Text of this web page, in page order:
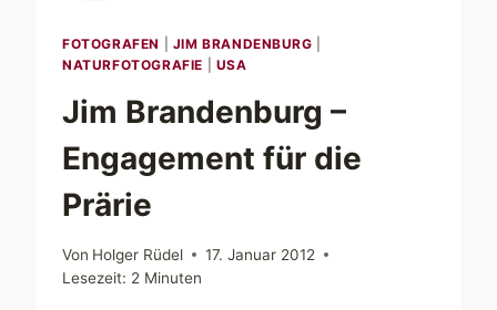
FOTOGRAFEN JIM BRANDENBURG
NATURFOTOGRAFIE
USA
Jim Brandenburg –
Engagement für die
Prärie
Von Holger Rüdel
17. Januar 2012
Lesezeit: 2 Minuten